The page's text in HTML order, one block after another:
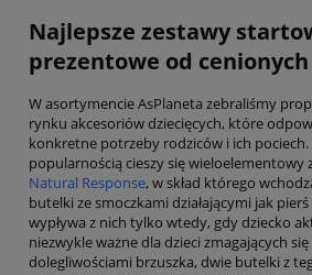
Najlepsze zestawy
prezentowe od
W asortymencie AsPlaneta zebraliśmy
rynku akcesoriów dziecięcych, które
konkretne potrzeby rodziców i ich
popularnością cieszy się wieloelementowy
Natural Response, w skład którego
butelki ze smoczkami działającymi jak
wypływa z nich tylko wtedy, gdy dziecko
niezwykle ważne dla dzieci zmagających
dolegliwościami brzuszka, dwie butelki z